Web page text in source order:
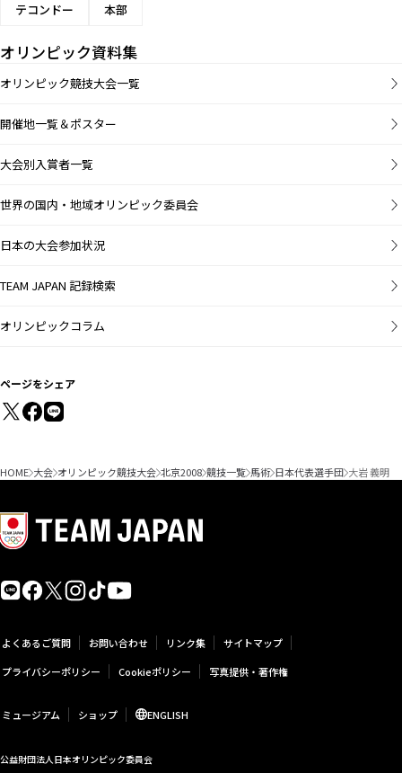
テコンドー
本部
オリンピック資料集
オリンピック競技大会一覧
開催地一覧＆ポスター
大会別入賞者一覧
世界の国内・地域オリンピック委員会
日本の大会参加状況
TEAM JAPAN 記録検索
オリンピックコラム
ページをシェア
HOME 大会 オリンピック競技大会 北京2008 競技一覧 馬術 日本代表選手団 大岩 義明
よくあるご質問 お問い合わせ リンク集
サイトマップ
プライバシーポリシー
Cookieポリシー 写真提供・著作権
ミュージアム ショップ ENGLISH
公益財団法人日本オリンピック委員会